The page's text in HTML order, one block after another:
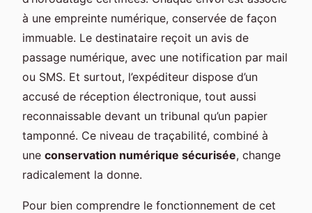
à une empreinte numérique, conservée de façon
immuable. Le destinataire reçoit un avis de
passage numérique, avec une notification par mail
ou SMS. Et surtout, l’expéditeur dispose d’un
accusé de réception électronique, tout aussi
reconnaissable devant un tribunal qu’un papier
tamponné. Ce niveau de traçabilité, combiné à
une conservation numérique sécurisée, change
radicalement la donne.
Pour bien comprendre le fonctionnement de cet